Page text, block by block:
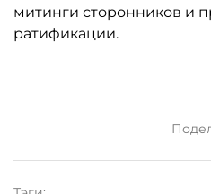
митинги сторонников и
ратификации.